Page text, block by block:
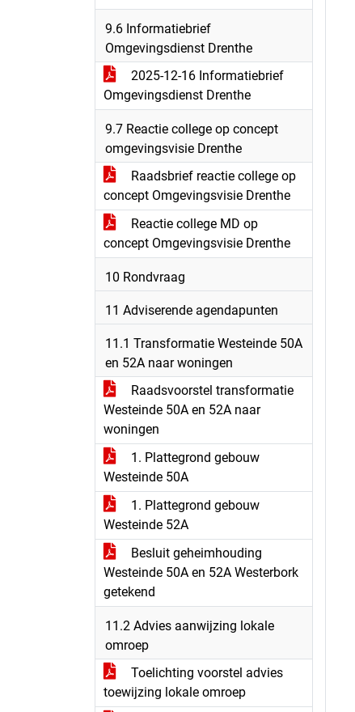
9.6 Informatiebrief
Omgevingsdienst Drenthe
2025-12-16 Informatiebrief
Omgevingsdienst Drenthe
9.7 Reactie college op concept
omgevingsvisie Drenthe
Raadsbrief reactie college op
concept Omgevingsvisie Drenthe
Reactie college MD op
concept Omgevingsvisie Drenthe
10 Rondvraag
11 Adviserende agendapunten
11.1 Transformatie Westeinde 50A
en 52A naar woningen
Raadsvoorstel transformatie
Westeinde 50A en 52A naar
woningen
1. Plattegrond gebouw
Westeinde 50A
1. Plattegrond gebouw
Westeinde 52A
Besluit geheimhouding
Westeinde 50A en 52A Westerbork
getekend
11.2 Advies aanwijzing lokale
omroep
Toelichting voorstel advies
toewijzing lokale omroep